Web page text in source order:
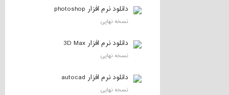
دانلود نرم افزار photoshop
نسخه نهایی
دانلود نرم افزار 3D Max
نسخه نهایی
دانلود نرم افزار autocad
نسخه نهایی